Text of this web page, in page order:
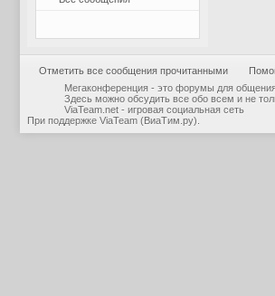
Отметить все сообщения прочитанными
Мегаконференция - это форумы для
Здесь можно обсудить все обо всем и не
ViaTeam.net - игровая социальная сеть
При поддержке ViaTeam (ВиаТим.ру)